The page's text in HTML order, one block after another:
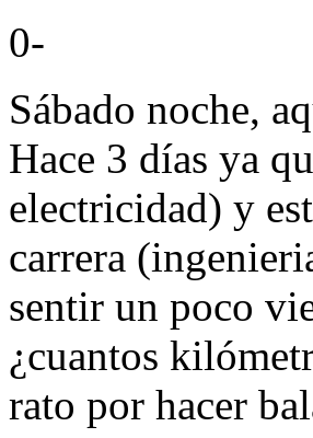
0-
Sábado noche,
Hace 3 días ya
electricidad) y
carrera
sentir un poco
¿cuantos
rato por hacer